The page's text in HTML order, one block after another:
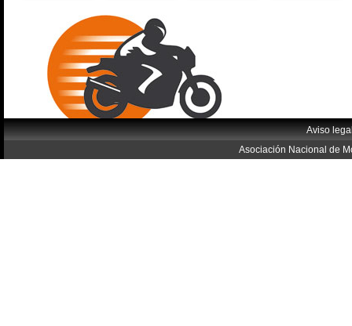
Aviso
Asociación Nacional de